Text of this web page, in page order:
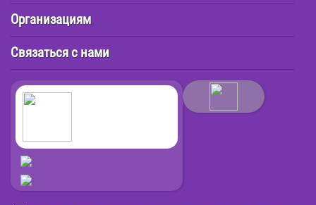
Организациям
Связаться с нами